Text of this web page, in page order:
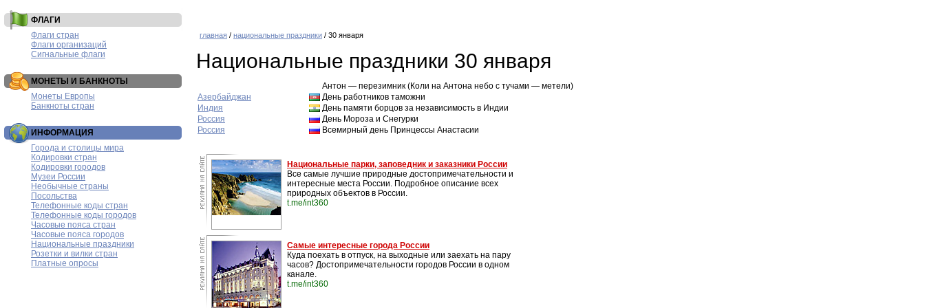
ФЛАГИ
Флаги стран
Флаги организаций
Сигнальные флаги
МОНЕТЫ И БАНКНОТЫ
Монеты Европы
Банкноты стран
ИНФОРМАЦИЯ
Города и столицы мира
Кодировки стран
Кодировки городов
Музеи России
Необычные страны
Посольства
Телефонные коды стран
Телефонные коды городов
Часовые пояса стран
Часовые пояса городов
Национальные праздники
Розетки и вилки стран
Платные опросы
главная / национальные праздники / 30 января
Национальные праздники 30 января
Антон — перезимник (Коли на Антона небо с тучами — метели)
Азербайджан
День работников таможни
Индия
День памяти борцов за независимость в Индии
Россия
День Мороза и Снегурки
Россия
Всемирный день Принцессы Анастасии
Национальные парки, заповедник и заказники России
Все самые лучшие природные достопримечательности и
интересные места России. Подробное описание всех
природных объектов в России.
t.me/int360
Самые интересные города России
Куда поехать в отпуск, на выходные или заехать на пару
часов? Достопримечательности городов России в одном
канале.
t.me/int360